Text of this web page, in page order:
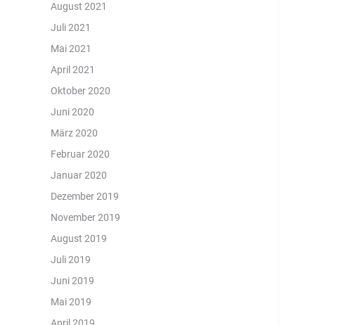
August 2021
Juli 2021
Mai 2021
April 2021
Oktober 2020
Juni 2020
März 2020
Februar 2020
Januar 2020
Dezember 2019
November 2019
August 2019
Juli 2019
Juni 2019
Mai 2019